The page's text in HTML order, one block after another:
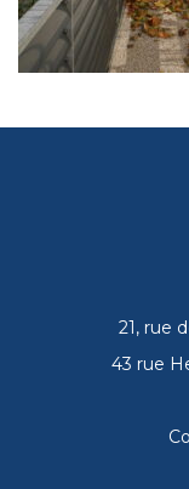
21, rue
43 rue